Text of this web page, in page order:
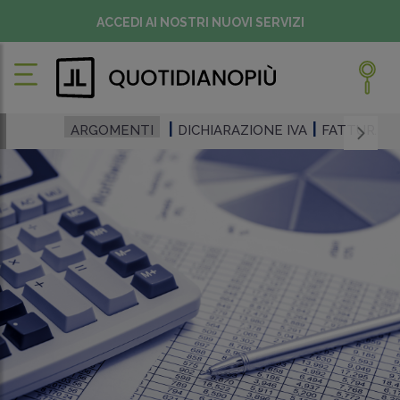
ACCEDI AI NOSTRI NUOVI SERVIZI
ARGOMENTI DICHIARAZIONE IVA